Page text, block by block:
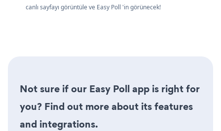
canlı sayfayı görüntüle ve Easy Poll 'in görünecek!
Not sure if our Easy Poll app is right for
you? Find out more about its features
and integrations.